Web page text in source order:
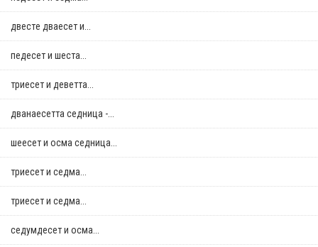
двестe дваесет и...
педесет и шеста...
триесет и деветта...
дванаесетта седница -...
шеесет и осма седница...
триесет и седма...
триесет и седма...
седумдесет и осма...